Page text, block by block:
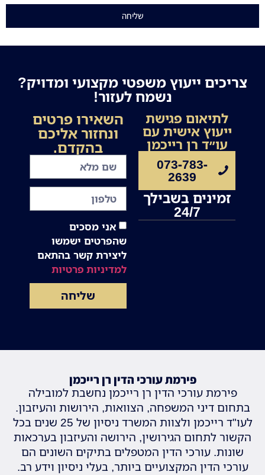
שליחה
צריכים ייעוץ משפטי מקצועי ומדויק?
נשמח לעזור!
לתיאום פגישת
ייעוץ אישית עם
עו״ד רן רייכמן
073-783-
2639
זמינים בשבילך
24/7
השאירו פרטים
ונחזור אליכם
בהקדם.
אני מסכים
שהפרטים ישמשו
ליצירת קשר בהתאם
למדיניות פרטיות
שליחה
פירמת עורכי הדין רן רייכמן
פירמת עורכי הדין רן רייכמן נחשבת למובילה
בתחום דיני המשפחה, הצוואות, הירושות והעיזבון.
לעו"ד רייכמן ולצוות המשרד ניסיון של 25 שנים בכל
הקשור לתחום הגירושין, הירושה והעיזבון בערכאות
שונות. עורכי הדין המטפלים בתיקים השונים הם
עורכי הדין המקצועיים ביותר, בעלי ניסיון וידע רב.